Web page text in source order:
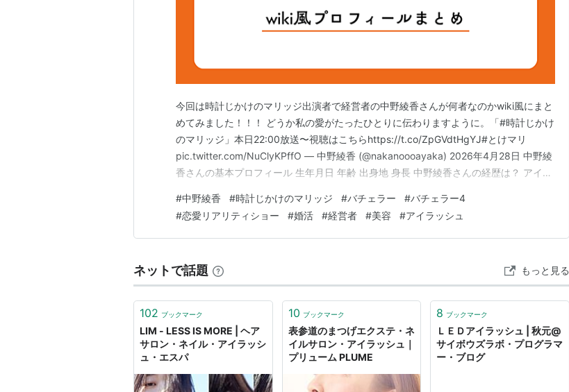
今回は時計じかけのマリッジ出演者で経営者の中野綾香さんが何者なのかwiki風にまと
めてみました！！！ どうか私の愛がたったひとりに伝わりますように。「#時計じかけ
のマリッジ」本日22:00放送〜視聴はこちらhttps://t.co/ZpGVdtHgYJ#とけマリ
pic.twitter.com/NuClyKPffO — 中野綾香 (@nakanoooayaka) 2026年4月28日 中野綾
香さんの基本プロフィール 生年月日 年齢 出身地 身長 中野綾香さんの経歴は？ アイラ
の節目も話題に 恋愛リアリティー番…
#中野綾香 #時計じかけのマリッジ #バチェラー #バチェラー4
#恋愛リアリティショー #婚活 #経営者 #美容 #アイラッシュ
ネットで話題 もっと見る
102 ブックマーク
LIM - LESS IS MORE | ヘア
サロン・ネイル・アイラッシ
ュ・エスパ
10 ブックマーク
表参道のまつげエクステ・ネ
イルサロン・アイラッシュ｜
プリューム PLUME
8 ブックマーク
ＬＥＤアイラッシュ | 秋元@
サイボウズラボ・プログラマ
ー・ブログ